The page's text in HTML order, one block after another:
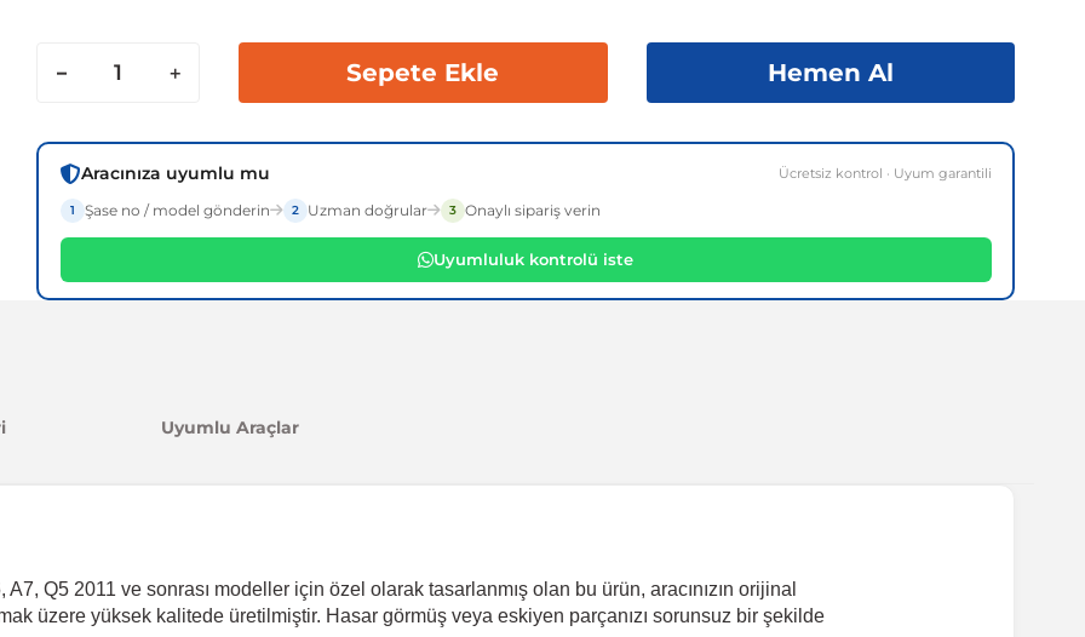
Sepete Ekle Hemen Al
Aracınıza uyumlu mu Ücretsiz kontrol · Uyum garantili
1 Şase no / model gönderin 2 Uzman doğrular 3 Onaylı sipariş verin
Uyumluluk kontrolü iste
Uyumlu Araçlar
Q5 2011 ve sonrası modeller için özel olarak tasarlanmış olan bu ürün, aracınızın orijinal
üzere yüksek kalitede üretilmiştir. Hasar görmüş veya eskiyen parçanızı sorunsuz bir şekilde